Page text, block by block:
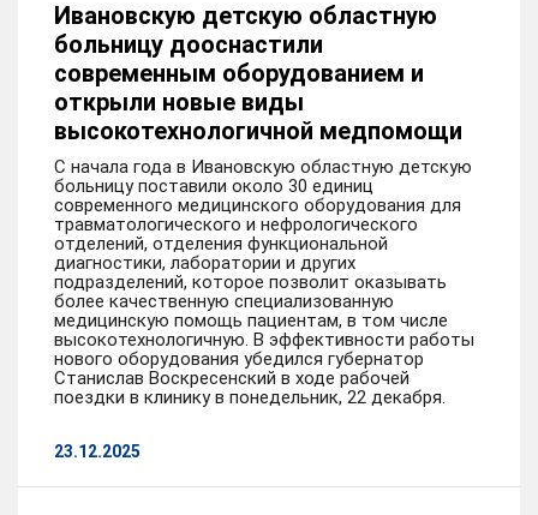
Ивановскую детскую областную
больницу дооснастили
современным оборудованием и
открыли новые виды
высокотехнологичной медпомощи
С начала года в Ивановскую областную детскую
больницу поставили около 30 единиц
современного медицинского оборудования для
травматологического и нефрологического
отделений, отделения функциональной
диагностики, лаборатории и других
подразделений, которое позволит оказывать
более качественную специализованную
медицинскую помощь пациентам, в том числе
высокотехнологичную. В эффективности работы
нового оборудования убедился губернатор
Станислав Воскресенский в ходе рабочей
поездки в клинику в понедельник, 22 декабря.
23.12.2025